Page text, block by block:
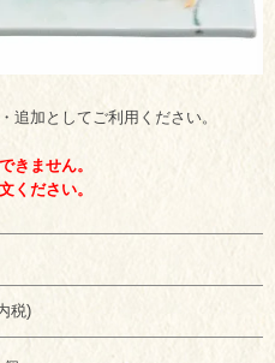
追加としてご利用ください。
きません。
ください。
税)